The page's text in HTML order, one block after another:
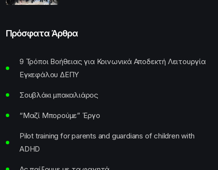
Πρόσφατα Άρθρα
9 Τρόποι Βοήθειας για Κοινωνικά Αποδεκτή Λειτουργία
Εγκεφάλου ΔΕΠΥ
Σουβλάκι μπακαλιάρος
“Μαζί Μπορούμε” Έργο
Pilot training for parents and guardians of children with
ADHD